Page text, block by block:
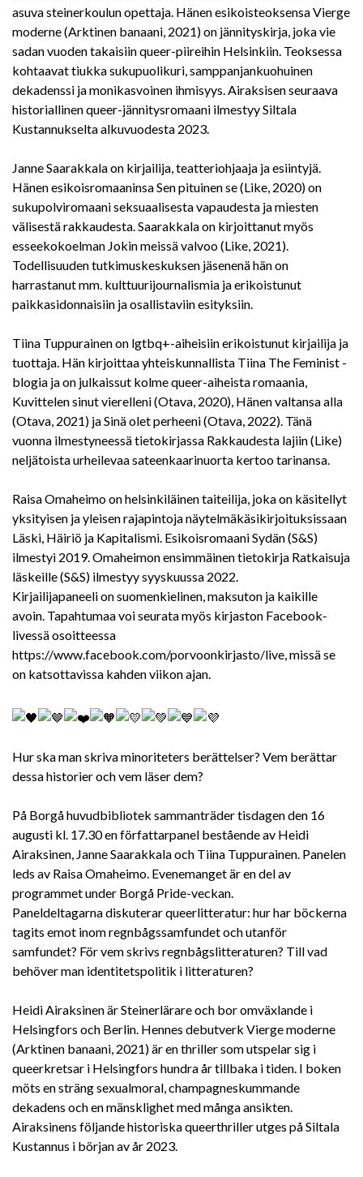
asuva steinerkoulun opettaja. Hänen esikoisteoksensa Vierge
moderne (Arktinen banaani, 2021) on jännityskirja, joka vie
sadan vuoden takaisiin queer-piireihin Helsinkiin. Teoksessa
kohtaavat tiukka sukupuolikuri, samppanjankuohuinen
dekadenssi ja monikasvoinen ihmisyys. Airaksisen seuraava
historiallinen queer-jännitysromaani ilmestyy Siltala
Kustannukselta alkuvuodesta 2023.
Janne Saarakkala on kirjailija, teatteriohjaaja ja esiintyjä.
Hänen esikoisromaaninsa Sen pituinen se (Like, 2020) on
sukupolviromaani seksuaalisesta vapaudesta ja miesten
välisestä rakkaudesta. Saarakkala on kirjoittanut myös
esseekokoelman Jokin meissä valvoo (Like, 2021).
Todellisuuden tutkimuskeskuksen jäsenenä hän on
harrastanut mm. kulttuurijournalismia ja erikoistunut
paikkasidonnaisiin ja osallistaviin esityksiin.
Tiina Tuppurainen on lgtbq+-aiheisiin erikoistunut kirjailija ja
tuottaja. Hän kirjoittaa yhteiskunnallista Tiina The Feminist -
blogia ja on julkaissut kolme queer-aiheista romaania,
Kuvittelen sinut vierelleni (Otava, 2020), Hänen valtansa alla
(Otava, 2021) ja Sinä olet perheeni (Otava, 2022). Tänä
vuonna ilmestyneessä tietokirjassa Rakkaudesta lajiin (Like)
neljätoista urheilevaa sateenkaarinuorta kertoo tarinansa.
Raisa Omaheimo on helsinkiläinen taiteilija, joka on käsitellyt
yksityisen ja yleisen rajapintoja näytelmäkäsikirjoituksissaan
Läski, Häiriö ja Kapitalismi. Esikoisromaani Sydän (S&S)
ilmestyi 2019. Omaheimon ensimmäinen tietokirja Ratkaisuja
läskeille (S&S) ilmestyy syyskuussa 2022.
Kirjailijapaneeli on suomenkielinen, maksuton ja kaikille
avoin. Tapahtumaa voi seurata myös kirjaston Facebook-
livessä osoitteessa
https://www.facebook.com/porvoonkirjasto/live, missä se
on katsottavissa kahden viikon ajan.
Hur ska man skriva minoriteters berättelser? Vem berättar
dessa historier och vem läser dem?
På Borgå huvudbibliotek sammanträder tisdagen den 16
augusti kl. 17.30 en författarpanel bestående av Heidi
Airaksinen, Janne Saarakkala och Tiina Tuppurainen. Panelen
leds av Raisa Omaheimo. Evenemanget är en del av
programmet under Borgå Pride-veckan.
Paneldeltagarna diskuterar queerlitteratur: hur har böckerna
tagits emot inom regnbågssamfundet och utanför
samfundet? För vem skrivs regnbågslitteraturen? Till vad
behöver man identitetspolitik i litteraturen?
Heidi Airaksinen är Steinerlärare och bor omväxlande i
Helsingfors och Berlin. Hennes debutverk Vierge moderne
(Arktinen banaani, 2021) är en thriller som utspelar sig i
queerkretsar i Helsingfors hundra år tillbaka i tiden. I boken
möts en sträng sexualmoral, champagneskummande
dekadens och en mänsklighet med många ansikten.
Airaksinens följande historiska queerthriller utges på Siltala
Kustannus i början av år 2023.